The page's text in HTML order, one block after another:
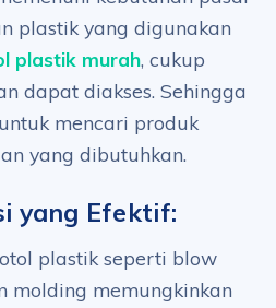
plastik yang digunakan
plastik murah, cukup
dapat diakses. Sehingga
mencari produk
yang dibutuhkan.
yang Efektif:
plastik seperti blow
molding memungkinkan